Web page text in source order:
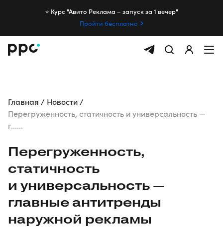
⭐️ Курс "Авито Реклама – запуск за 1 вечер"
Пройти бесплатно
Главная
Новости
Перегруженность, статичность и универсальность —
г......
Перегруженность,
статичность
и универсальность —
главные антитренды
наружной рекламы